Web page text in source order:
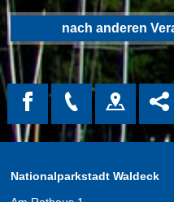
nach anderen
Nationalparkstadt Waldeck